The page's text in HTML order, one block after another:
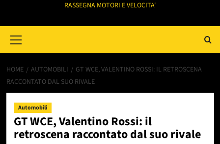
RASSEGNA MOTORI E VELOCITA'
Menu
HOME AUTOMOBILI
GT WCE, VALENTINO ROSSI: IL RETROSCENA
RACCONTATO DAL SUO RIVALE
Automobili
GT WCE, Valentino Rossi: il
retroscena raccontato dal suo rivale